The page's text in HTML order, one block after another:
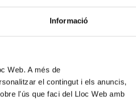
Informació
Web. A més de
el contingut i els anuncis,
l'ús que faci del Lloc Web amb